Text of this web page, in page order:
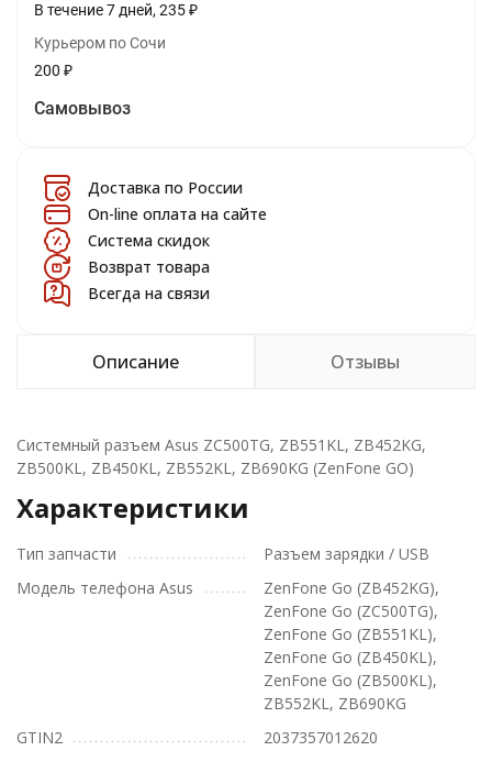
В течение7 дней 235₽
Курьером по Сочи
200 ₽
Самовывоз
Доставка по России
On-line оплата на сайте
Система скидок
Возврат товара
Всегда на связи
Описание Отзывы
Системный разъем Asus ZC500TG, ZB551KL, ZB452KG,
ZB500KL, ZB450KL, ZB552KL, ZB690KG (ZenFone GO)
Характеристики
Тип запчасти
Разъем зарядки / USB
Модель телефона Asus
ZenFone Go (ZB452KG),
ZenFone Go (ZC500TG),
ZenFone Go (ZB551KL),
ZenFone Go (ZB450KL),
ZenFone Go (ZB500KL),
ZB552KL, ZB690KG
GTIN2
2037357012620